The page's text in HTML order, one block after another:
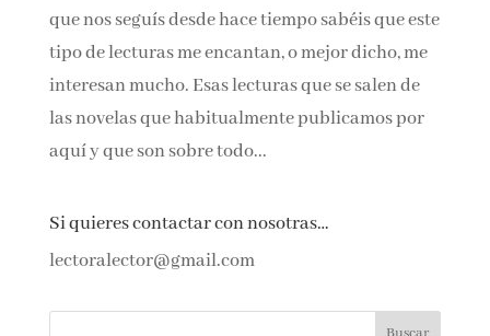
que nos seguís desde hace tiempo sabéis que este
tipo de lecturas me encantan, o mejor dicho, me
interesan mucho. Esas lecturas que se salen de
las novelas que habitualmente publicamos por
aquí y que son sobre todo...
Si quieres contactar con nosotras…
lectoralector@gmail.com